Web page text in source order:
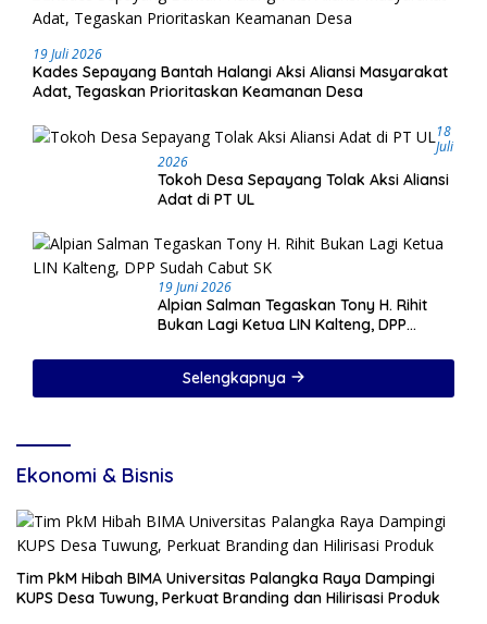
19 Juli 2026
Kades Sepayang Bantah Halangi Aksi Aliansi Masyarakat
Adat, Tegaskan Prioritaskan Keamanan Desa
18
Juli
2026
Tokoh Desa Sepayang Tolak Aksi Aliansi
Adat di PT UL
19 Juni 2026
Alpian Salman Tegaskan Tony H. Rihit
Bukan Lagi Ketua LIN Kalteng, DPP
Selengkapnya
Ekonomi & Bisnis
Tim PkM Hibah BIMA Universitas Palangka Raya Dampingi
KUPS Desa Tuwung, Perkuat Branding dan Hilirisasi Produk